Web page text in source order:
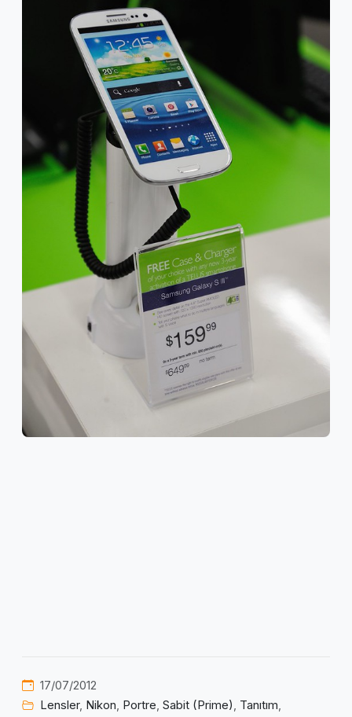
17/07/2012
Lensler, Nikon, Portre, Sabit (Prime), Tanıtım,